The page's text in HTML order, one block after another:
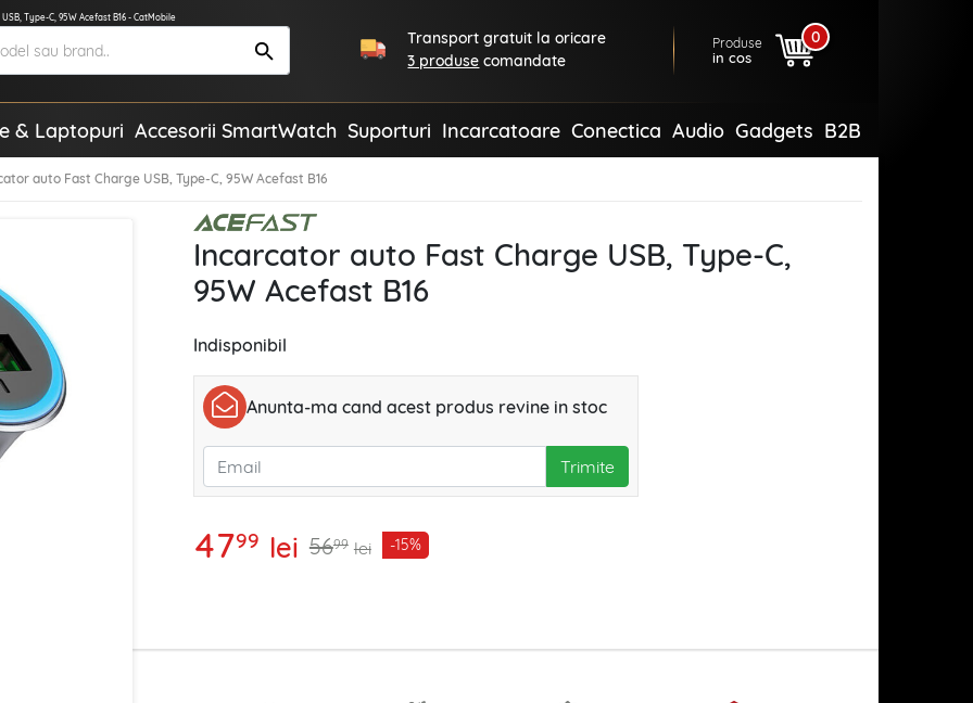
Type-C, 95W Acefast B16 - CatMobile
Transport gratuit la oricare
3 produse comandate
Produse
in cos
0
& Laptopuri Accesorii SmartWatch Suporturi Incarcatoare Conectica Audio Gadgets B2B
auto Fast Charge USB, Type-C, 95W Acefast B16
Incarcator auto Fast Charge USB, Type-C,
95W Acefast B16
Indisponibil
Anunta-ma cand acest produs revine in stoc
Trimite
4799 lei 5699 lei -15%